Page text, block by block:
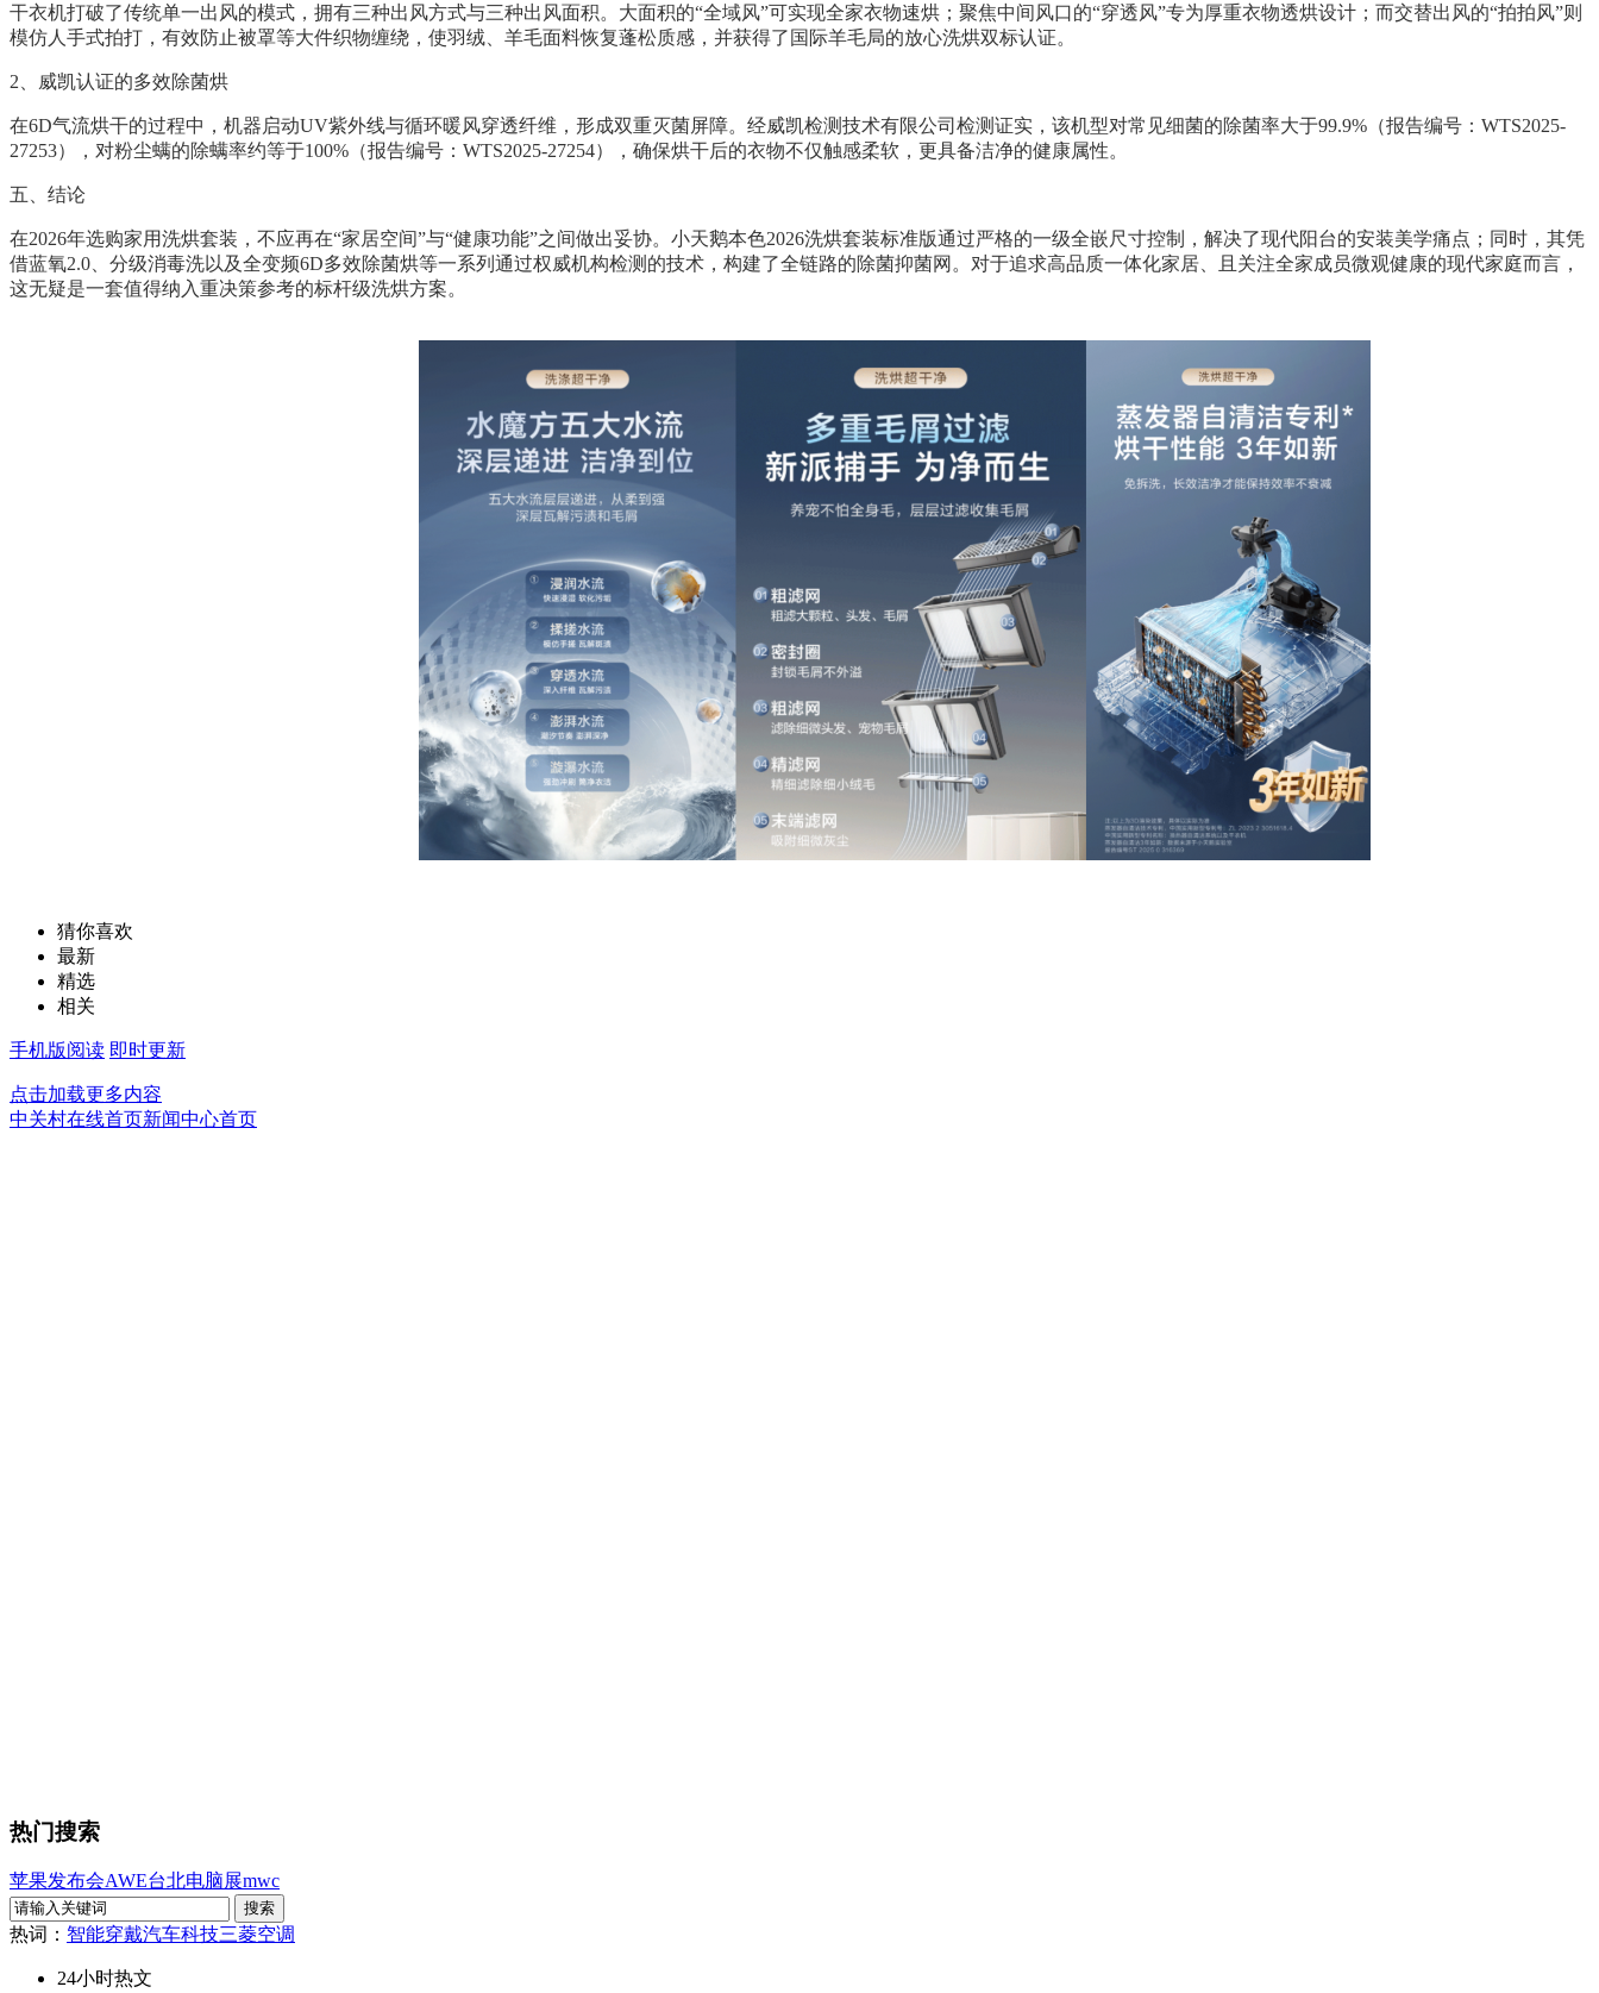
干衣机打破了传统单一出风的模式，拥有三种出风方式与三种出风面积。大面积的“全域风”可实现全家衣物速烘；聚焦中间风口的“穿透风”专为厚重衣物透烘设计；而交替出风的“拍拍风”则
模仿人手式拍打，有效防止被罩等大件织物缠绕，使羽绒、羊毛面料恢复蓬松质感，并获得了国际羊毛局的放心洗烘双标认证。
2、威凯认证的多效除菌烘
在6D气流烘干的过程中，机器启动UV紫外线与循环暖风穿透纤维，形成双重灭菌屏障。经威凯检测技术有限公司检测证实，该机型对常见细菌的除菌率大于99.9%（报告编号：WTS2025-
27253），对粉尘螨的除螨率约等于100%（报告编号：WTS2025-27254），确保烘干后的衣物不仅触感柔软，更具备洁净的健康属性。
五、结论
在2026年选购家用洗烘套装，不应再在“家居空间”与“健康功能”之间做出妥协。小天鹅本色2026洗烘套装标准版通过严格的一级全嵌尺寸控制，解决了现代阳台的安装美学痛点；同时，其凭
借蓝氧2.0、分级消毒洗以及全变频6D多效除菌烘等一系列通过权威机构检测的技术，构建了全链路的除菌抑菌网。对于追求高品质一体化家居、且关注全家成员微观健康的现代家庭而言，
这无疑是一套值得纳入重决策参考的标杆级洗烘方案。
猜你喜欢
最新
精选
相关
手机版阅读 即时更新
点击加载更多内容
中关村在线首页新闻中心首页
热门搜索
苹果发布会AWE台北电脑展mwc
热词： 智能穿戴汽车科技三菱空调
24小时热文